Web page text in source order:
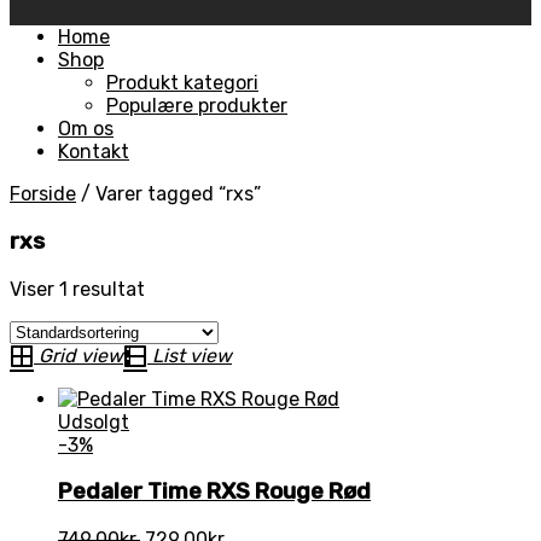
Skip
Home
Shop
Produkt kategori
Populære produkter
Om os
Kontakt
Forside / Varer tagged “rxs”
rxs
Viser 1 resultat
Grid view List view
Udsolgt
-3%
Pedaler Time RXS Rouge Rød